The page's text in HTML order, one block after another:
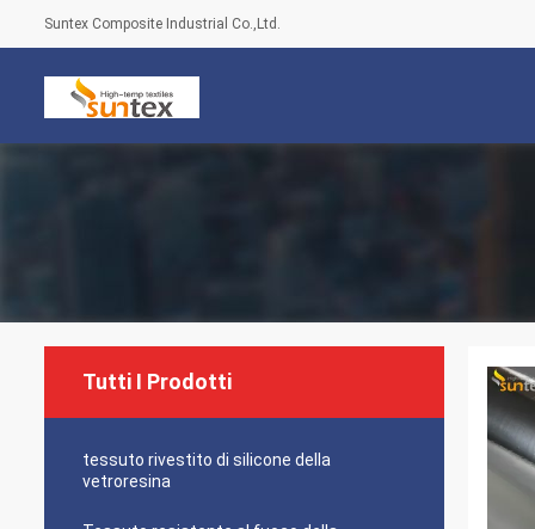
Suntex Composite Industrial Co.,Ltd.
Tutti I Prodotti
tessuto rivestito di silicone della
vetroresina